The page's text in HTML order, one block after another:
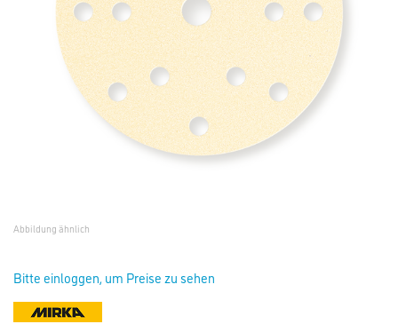
Abbildung ähnlich
Bitte einloggen, um Preise zu sehen